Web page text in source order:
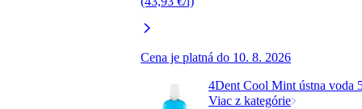
Cena je platná do 10. 8. 2026
4Dent Cool Mint ústna voda
Viac z kategórie